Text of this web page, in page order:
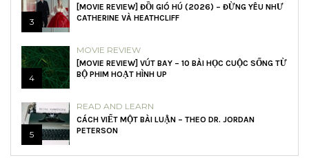
3
[MOVIE REVIEW] ĐỒI GIÓ HÚ (2026) – ĐỪNG YÊU NHƯ
CATHERINE VÀ HEATHCLIFF
4
MOVIE REVIEW
[MOVIE REVIEW] VÚT BAY – 10 BÀI HỌC CUỘC SỐNG TỪ
BỘ PHIM HOẠT HÌNH UP
5
READ AND LEARN
CÁCH VIẾT MỘT BÀI LUẬN – THEO DR. JORDAN
PETERSON